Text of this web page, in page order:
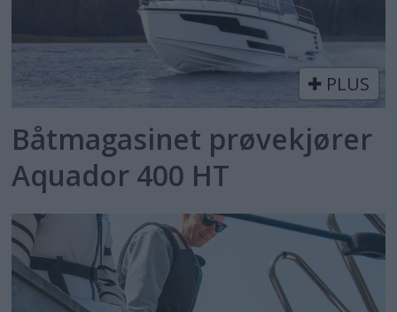
PLUS
Båtmagasinet prøvekjører
Aquador 400 HT